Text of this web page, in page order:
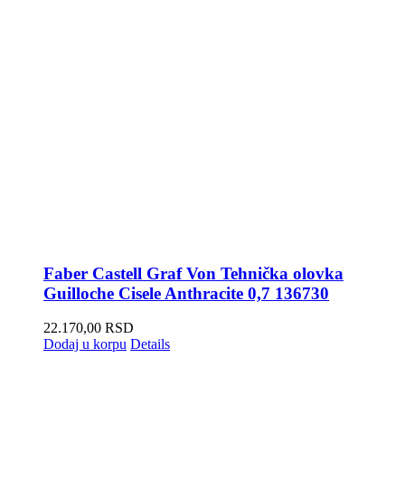
Faber Castell Graf Von Tehnička olovka
Guilloche Cisele Anthracite 0,7 136730
22.170,00 RSD
Dodaj u korpu Details